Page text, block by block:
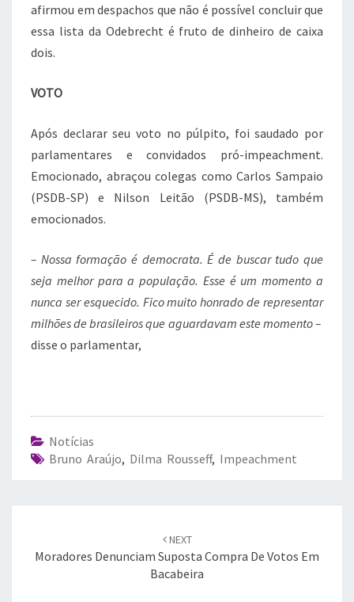
afirmou em despachos que não é possível concluir que
essa lista da Odebrecht é fruto de dinheiro de caixa
dois.
VOTO
Após declarar seu voto no púlpito, foi saudado por
parlamentares e convidados pró-impeachment.
Emocionado, abraçou colegas como Carlos Sampaio
(PSDB-SP) e Nilson Leitão (PSDB-MS), também
emocionados.
– Nossa formação é democrata. É de buscar tudo que
seja melhor para a população. Esse é um momento a
nunca ser esquecido. Fico muito honrado de representar
milhões de brasileiros que aguardavam este momento –
disse o parlamentar,
Notícias
Bruno Araújo, Dilma Rousseff, Impeachment
NEXT
Moradores Denunciam Suposta Compra De Votos Em
Bacabeira